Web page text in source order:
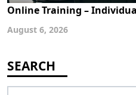
Online Training –
August 6, 2026